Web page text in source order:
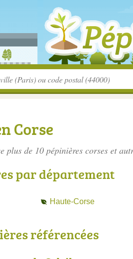
Corse
plus de 10 pépinières corses et
par département
Haute-Corse
référencées